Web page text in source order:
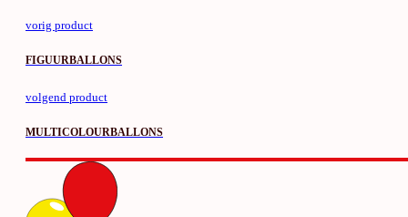
vorig product
FIGUURBALLONS
volgend product
MULTICOLOURBALLONS